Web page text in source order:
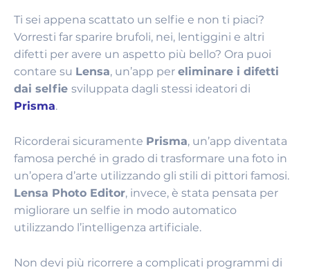
Ti sei appena scattato un selfie e non ti piaci?
Vorresti far sparire brufoli, nei, lentiggini e altri
difetti per avere un aspetto più bello? Ora puoi
contare su Lensa, un’app per eliminare i difetti
dai selfie sviluppata dagli stessi ideatori di
Prisma.
Ricorderai sicuramente Prisma, un’app diventata
famosa perché in grado di trasformare una foto in
un’opera d’arte utilizzando gli stili di pittori famosi.
Lensa Photo Editor, invece, è stata pensata per
migliorare un selfie in modo automatico
utilizzando l’intelligenza artificiale.
Non devi più ricorrere a complicati programmi di